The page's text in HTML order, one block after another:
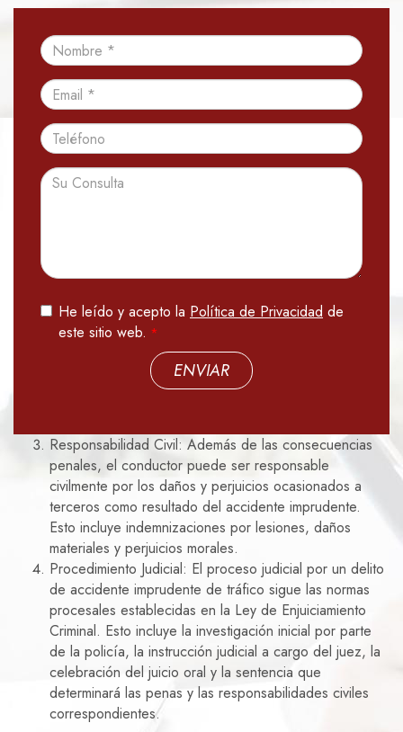
Nombre
Email
Teléfono
Consulta
He leído y acepto la Política de Privacidad de
este sitio web.
ENVIAR
Responsabilidad Civil: Además de las consecuencias
penales, el conductor puede ser responsable
civilmente por los daños y perjuicios ocasionados a
terceros como resultado del accidente imprudente.
Esto incluye indemnizaciones por lesiones, daños
materiales y perjuicios morales.
Procedimiento Judicial: El proceso judicial por un delito
de accidente imprudente de tráfico sigue las normas
procesales establecidas en la Ley de Enjuiciamiento
Criminal. Esto incluye la investigación inicial por parte
de la policía, la instrucción judicial a cargo del juez, la
celebración del juicio oral y la sentencia que
determinará las penas y las responsabilidades civiles
correspondientes.